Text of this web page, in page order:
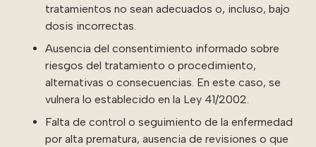
tratamientos no sean adecuados o, incluso, bajo
dosis incorrectas.
Ausencia del consentimiento informado sobre
riesgos del tratamiento o procedimiento,
alternativas o consecuencias. En este caso, se
vulnera lo establecido en la Ley 41/2002.
Falta de control o seguimiento de la enfermedad
por alta prematura, ausencia de revisiones o que